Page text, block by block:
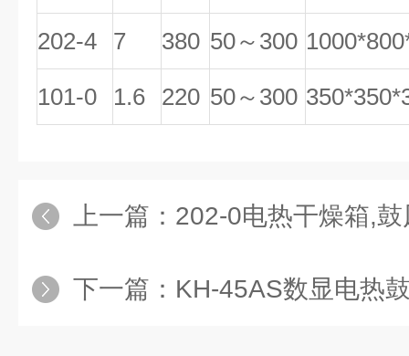
202-4 7 380 50～300
101-0 1.6 220 50～300
上一篇： 202-0电热干燥箱,
下一篇： KH-45AS数显电热